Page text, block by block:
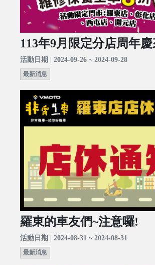
113年9月限定分店周年
活動日期 | 2024-09-26 ~ 2024-09-28
最新消息
羅東的車友們~注意囉!
活動日期 | 2024-08-31 ~ 2024-08-31
最新消息